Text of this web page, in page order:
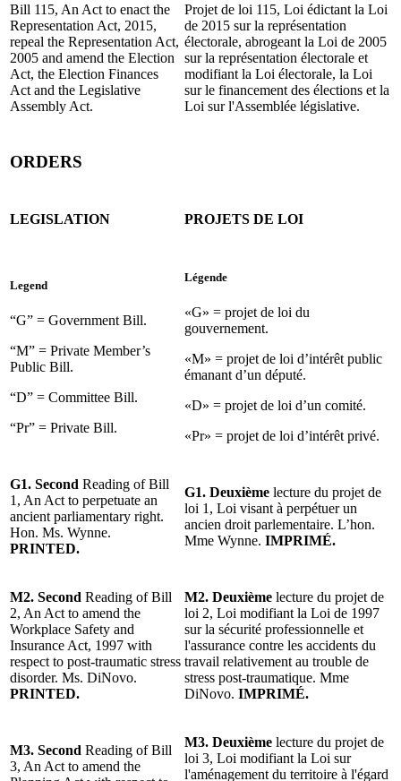
Bill 115, An Act to enact the
Representation Act, 2015,
repeal the Representation Act,
2005 and amend the Election
Act, the Election Finances
Act and the Legislative
Assembly Act.
Projet de loi 115, Loi édictant la Loi
de 2015 sur la représentation
électorale, abrogeant la Loi de 2005
sur la représentation électorale et
modifiant la Loi électorale, la Loi
sur le financement des élections et la
Loi sur l'Assemblée législative.
ORDERS
LEGISLATION PROJETS DE LOI
Legend
“G” = Government Bill.
“M” = Private Member’s
Public Bill.
“D” = Committee Bill.
“Pr” = Private Bill.
Légende
«G» = projet de loi du
gouvernement.
«M» = projet de loi d’intérêt public
émanant d’un député.
«D» = projet de loi d’un comité.
«Pr» = projet de loi d’intérêt privé.
G1. Second Reading of Bill
1, An Act to perpetuate an
ancient parliamentary right.
Hon. Ms. Wynne.
PRINTED.
G1. Deuxième lecture du projet de
loi 1, Loi visant à perpétuer un
ancien droit parlementaire. L’hon.
Mme Wynne. IMPRIMÉ.
M2. Second Reading of Bill
2, An Act to amend the
Workplace Safety and
Insurance Act, 1997 with
respect to post-traumatic stress
disorder. Ms. DiNovo.
PRINTED.
M2. Deuxième lecture du projet de
loi 2, Loi modifiant la Loi de 1997
sur la sécurité professionnelle et
l'assurance contre les accidents du
travail relativement au trouble de
stress post-traumatique. Mme
DiNovo. IMPRIMÉ.
M3. Second Reading of Bill
3, An Act to amend the
M3. Deuxième lecture du projet de
loi 3, Loi modifiant la Loi sur
l'aménagement du territoire à l'égard